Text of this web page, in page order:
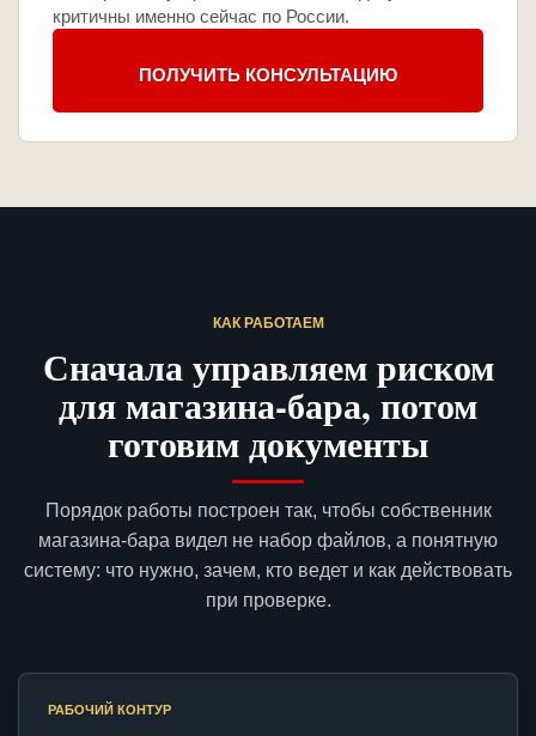
критичны именно сейчас по России.
ПОЛУЧИТЬ КОНСУЛЬТАЦИЮ
КАК РАБОТАЕМ
Сначала управляем риском
для магазина-бара, потом
готовим документы
Порядок работы построен так, чтобы собственник
магазина-бара видел не набор файлов, а понятную
систему: что нужно, зачем, кто ведет и как действовать
при проверке.
РАБОЧИЙ КОНТУР